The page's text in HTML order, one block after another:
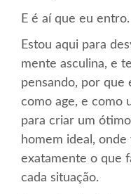
E é aí que eu entro.
Estou aqui para
mente asculina, e
pensando, por que
como age, e como
para criar um
homem ideal, onde
exatamente o que
cada situação.